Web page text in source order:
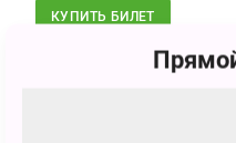
КУПИТЬ БИЛЕТ